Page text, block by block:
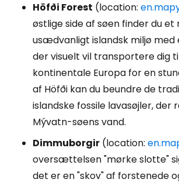
Höfði Forest (location:
østlige side af søen finder du et
usædvanligt islandsk miljø med
der visuelt vil transportere dig
kontinentale Europa for en
af Höfði kan du beundre de
islandske fossile lavasøjler, der
Mývatn-søens vand.
Dimmuborgir (location:
oversættelsen "mørke slotte"
det er en "skov" af forstenede